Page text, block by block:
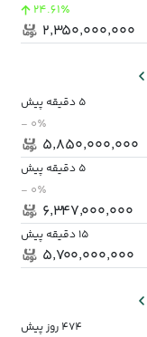
24.61٪
۲٬۳۵۰٬۰۰۰٬۰۰۰
5 دقیقه پیش
- ۰٪
۵٬۸۵۰٬۰۰۰٬۰۰۰
5 دقیقه پیش
- ۰٪
۶٬۳۴۷٬۰۰۰٬۰۰۰
15 دقیقه پیش
۵٬۷۰۰٬۰۰۰٬۰۰۰
474 روز پیش